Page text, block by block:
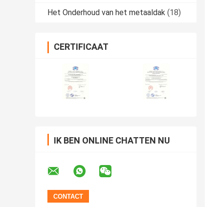
Het Onderhoud van het metaaldak (18)
CERTIFICAAT
IK BEN ONLINE CHATTEN NU